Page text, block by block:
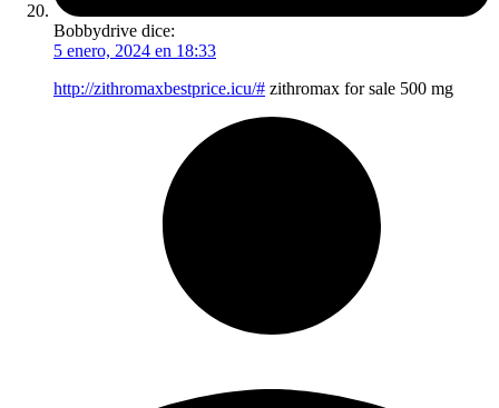
Bobbydrive dice:
5 enero, 2024 en 18:33
http://zithromaxbestprice.icu/# zithromax for sale 500 mg